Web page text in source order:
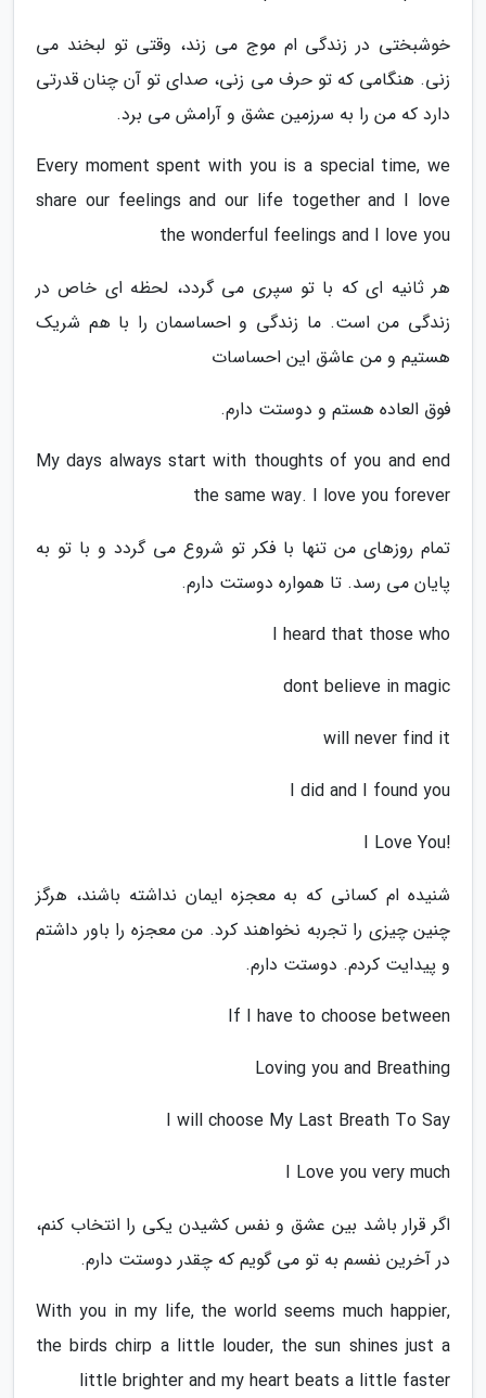
خوشبختی در زندگی ام موج می زند، وقتی تو لبخند می
زنی. هنگامی که تو حرف می زنی، صدای تو آن چنان قدرتی
دارد که من را به سرزمین عشق و آرامش می برد.
Every moment spent with you is a special time, we
share our feelings and our life together and I love
the wonderful feelings and I love you
هر ثانیه ای که با تو سپری می گردد، لحظه ای خاص در
زندگی من است. ما زندگی و احساسمان را با هم شریک
هستیم و من عاشق این احساسات
فوق العاده هستم و دوستت دارم.
My days always start with thoughts of you and end
the same way. I love you forever
تمام روزهای من تنها با فکر تو شروع می گردد و با تو به
پایان می رسد. تا همواره دوستت دارم.
I heard that those who
dont believe in magic
will never find it
I did and I found you
!I Love You
شنیده ام کسانی که به معجزه ایمان نداشته باشند، هرگز
چنین چیزی را تجربه نخواهند کرد. من معجزه را باور داشتم
و پیدایت کردم. دوستت دارم.
If I have to choose between
Loving you and Breathing
I will choose My Last Breath To Say
I Love you very much
اگر قرار باشد بین عشق و نفس کشیدن یکی را انتخاب کنم،
در آخرین نفسم به تو می گویم که چقدر دوستت دارم.
With you in my life, the world seems much happier,
the birds chirp a little louder, the sun shines just a
little brighter and my heart beats a little faster